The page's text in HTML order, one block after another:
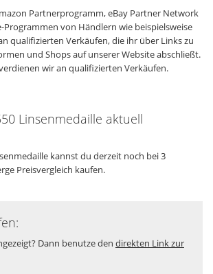
Partnerprogramm, eBay Partner Network
von Händlern wie beispielsweise
qualifizierten Verkäufen, die ihr über Links zu
und Shops auf unserer Website abschließt.
wir an qualifizierten Verkäufen.
Linsenmedaille aktuell
kannst du derzeit noch bei 3
Preisvergleich kaufen.
Dann benutze den direkten Link zur